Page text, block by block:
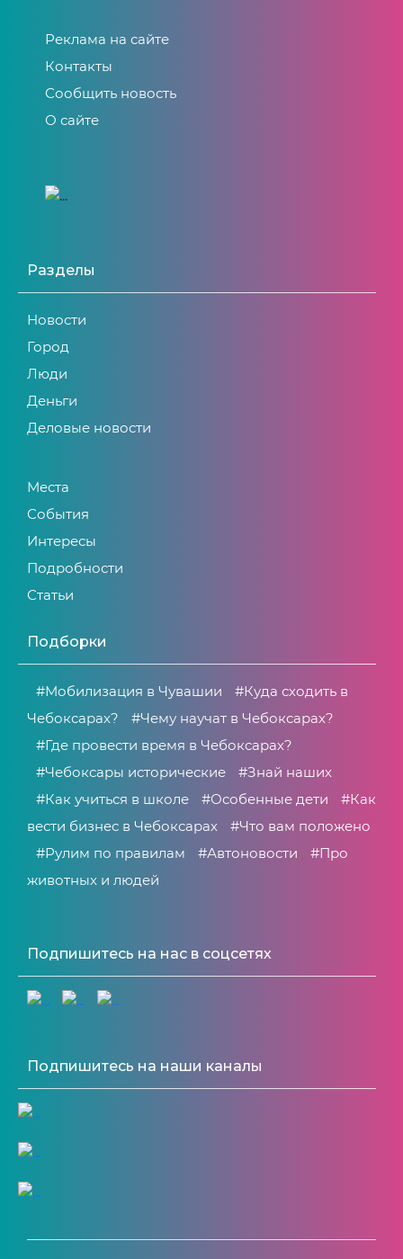
Реклама на сайте
Контакты
Сообщить новость
О сайте
Разделы
Новости
Город
Люди
Деньги
Деловые новости
Места
События
Интересы
Подробности
Статьи
Подборки
#Мобилизация в Чувашии
#Куда сходить в
Чебоксарах?
#Чему научат в Чебоксарах?
#Где провести время в Чебоксарах?
#Чебоксары исторические
#Знай наших
#Как учиться в школе
#Особенные дети
#Как
вести бизнес в Чебоксарах
#Что вам положено
#Рулим по правилам
#Автоновости
#Про
животных и людей
Подпишитесь на нас в соцсетях
Подпишитесь на наши каналы